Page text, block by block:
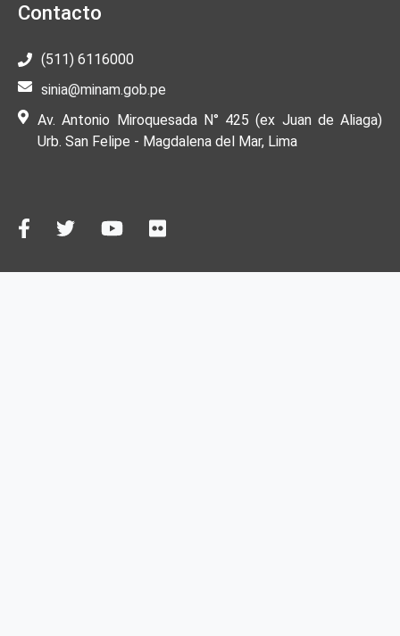
Contacto
(511) 6116000
sinia@minam.gob.pe
Av. Antonio Miroquesada N° 425 (ex Juan de Aliaga)
Urb. San Felipe - Magdalena del Mar, Lima